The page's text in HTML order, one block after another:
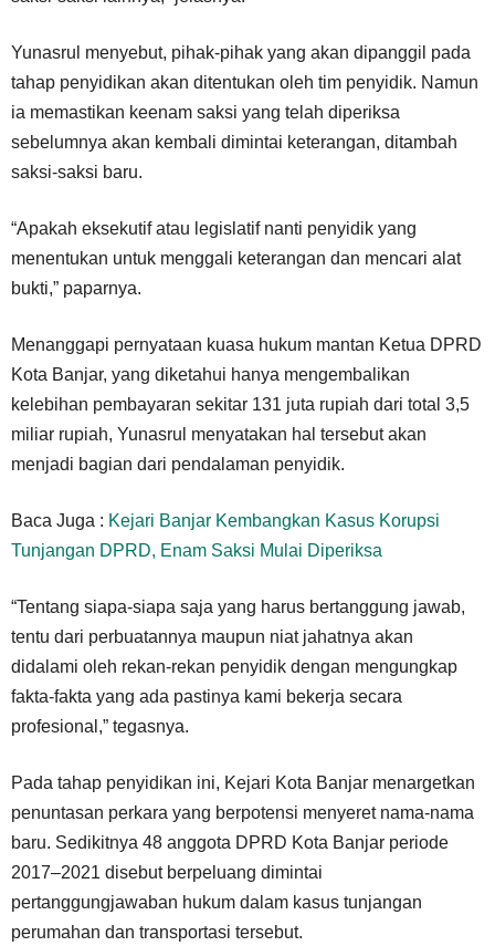
Yunasrul menyebut, pihak-pihak yang akan dipanggil pada
tahap penyidikan akan ditentukan oleh tim penyidik. Namun
ia memastikan keenam saksi yang telah diperiksa
sebelumnya akan kembali dimintai keterangan, ditambah
saksi-saksi baru.
“Apakah eksekutif atau legislatif nanti penyidik yang
menentukan untuk menggali keterangan dan mencari alat
bukti,” paparnya.
Menanggapi pernyataan kuasa hukum mantan Ketua DPRD
Kota Banjar, yang diketahui hanya mengembalikan
kelebihan pembayaran sekitar 131 juta rupiah dari total 3,5
miliar rupiah, Yunasrul menyatakan hal tersebut akan
menjadi bagian dari pendalaman penyidik.
Baca Juga : Kejari Banjar Kembangkan Kasus Korupsi
Tunjangan DPRD, Enam Saksi Mulai Diperiksa
“Tentang siapa-siapa saja yang harus bertanggung jawab,
tentu dari perbuatannya maupun niat jahatnya akan
didalami oleh rekan-rekan penyidik dengan mengungkap
fakta-fakta yang ada pastinya kami bekerja secara
profesional,” tegasnya.
Pada tahap penyidikan ini, Kejari Kota Banjar menargetkan
penuntasan perkara yang berpotensi menyeret nama-nama
baru. Sedikitnya 48 anggota DPRD Kota Banjar periode
2017–2021 disebut berpeluang dimintai
pertanggungjawaban hukum dalam kasus tunjangan
perumahan dan transportasi tersebut.